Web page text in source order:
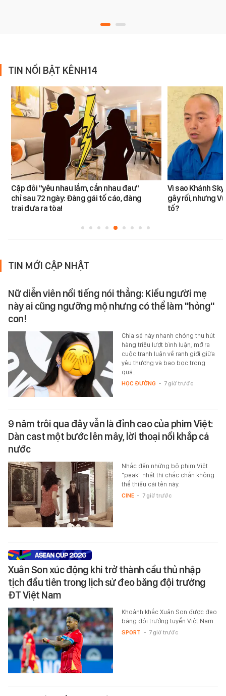
TIN NỔI BẬT KÊNH14
Cặp đôi "yêu nhau lắm, cắn nhau đau"
chỉ sau 72 ngày: Đàng gái tố cáo, đàng
trai đưa ra tòa!
Vì sao Khánh
gây rối, nhưng
tố?
TIN MỚI CẬP NHẬT
Nữ diễn viên nổi tiếng nói thẳng: Kiểu người mẹ
này ai cũng ngưỡng mộ nhưng có thể làm "hỏng"
con!
Chia sẻ này nhanh chóng thu hút
hàng triệu lượt bình luận, mở ra
cuộc tranh luận về ranh giới giữa
yêu thương và bao bọc trong
quá…
HỌC ĐƯỜNG - 7 giờ trước
9 năm trôi qua đây vẫn là đỉnh cao của phim Việt:
Dàn cast một bước lên mây, lời thoại nổi khắp cả
nước
Nhắc đến những bộ phim Việt
"peak" nhất thì chắc chắn không
thể thiếu cái tên này.
CINE - 7 giờ trước
Xuân Son xúc động khi trở thành cầu thủ nhập
tịch đầu tiên trong lịch sử đeo băng đội trưởng
ĐT Việt Nam
Khoảnh khắc Xuân Son được đeo
băng đội trưởng tuyển Việt Nam.
SPORT - 7 giờ trước